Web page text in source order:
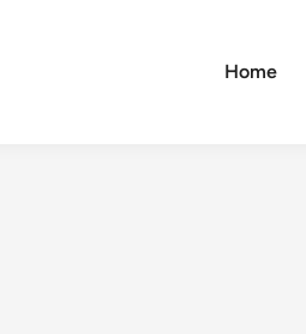
Home